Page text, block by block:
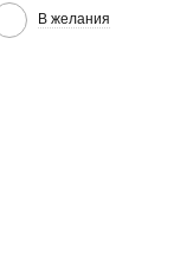
В желания